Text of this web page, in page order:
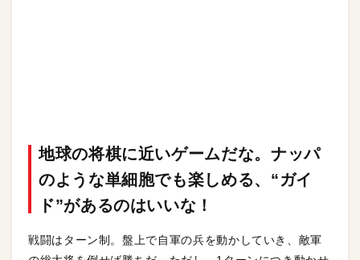
地球の将棋に近いゲームだな。ナッパ
のような単細胞でも楽しめる、“ガイ
ド”があるのはいいな！
戦闘はターン制。盤上で自軍の兵を動かしていき、敵軍